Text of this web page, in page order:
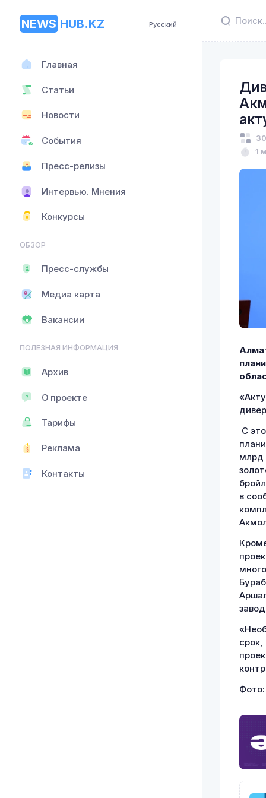
NEWS HUB.KZ Русский
Главная
Статьи
Новости
События
Пресс-релизы
Интервью. Мнения
Конкурсы
ОБЗОР
Пресс-службы
Медиа карта
Вакансии
ПОЛЕЗНАЯ ИНФОРМАЦИЯ
Архив
О проекте
Тарифы
Реклама
Контакты
1
С
млрд
в
срок,